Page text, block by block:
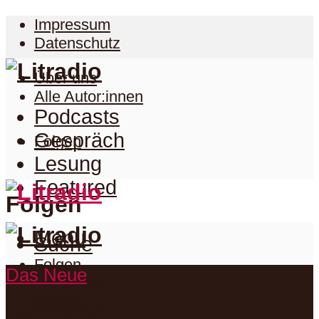
Impressum
Datenschutz
Über uns
Alle Autor:innen
Folgen
Folgen
Folgen
Facebook
Podcasts
Gespräch
Lesung
Featured
Menu
Suche
Podcasts
Das Neue